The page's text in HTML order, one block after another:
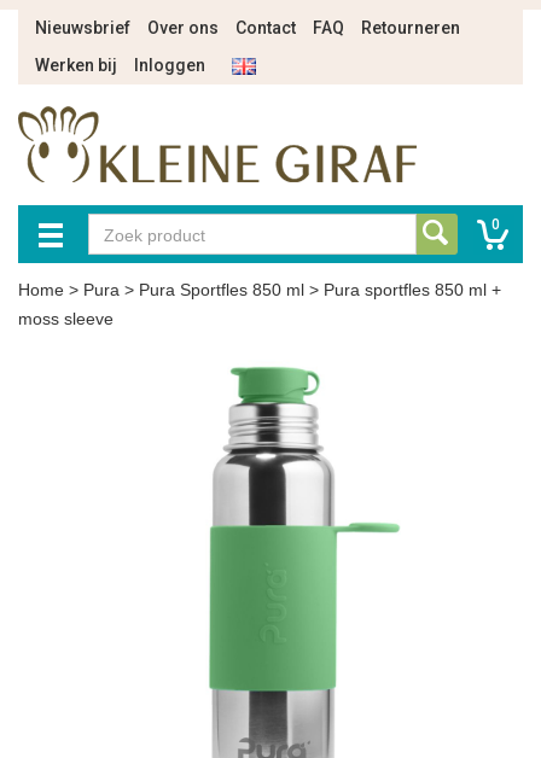
Nieuwsbrief Over ons Contact FAQ
Retourneren
Werken bij
Inloggen
0
Home > Pura > Pura Sportfles 850 ml > Pura sportfles 850 ml +
moss sleeve